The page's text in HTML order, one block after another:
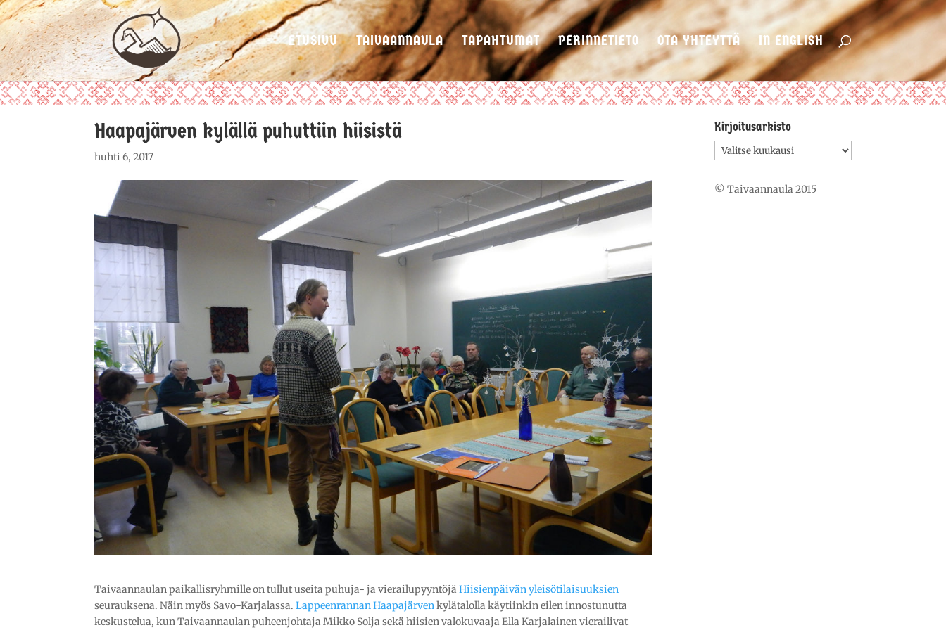
ETUSIVU TAIVAANNAULA TAPAHTUMAT PERINNETIETO OTA YHTEYTTÄ IN ENGLISH
Haapajärven kylällä puhuttiin hiisistä
huhti 6, 2017
Taivaannaulan paikallisryhmille on tullut useita puhuja- ja vierailupyyntöjäHiisienpäivän yleisötilaisuuksien
seurauksena. Näin myös Savo-Karjalassa.Lappeenrannan Haapajärvenkylätalolla käytiinkin eilen innostunutta
keskustelua, kun Taivaannaulan puheenjohtaja Mikko Solja sekä hiisien valokuvaaja Ella Karjalainen vierailivat
Kirjoitusarkisto
Kirjoitusarkisto
© Taivaannaula 2015